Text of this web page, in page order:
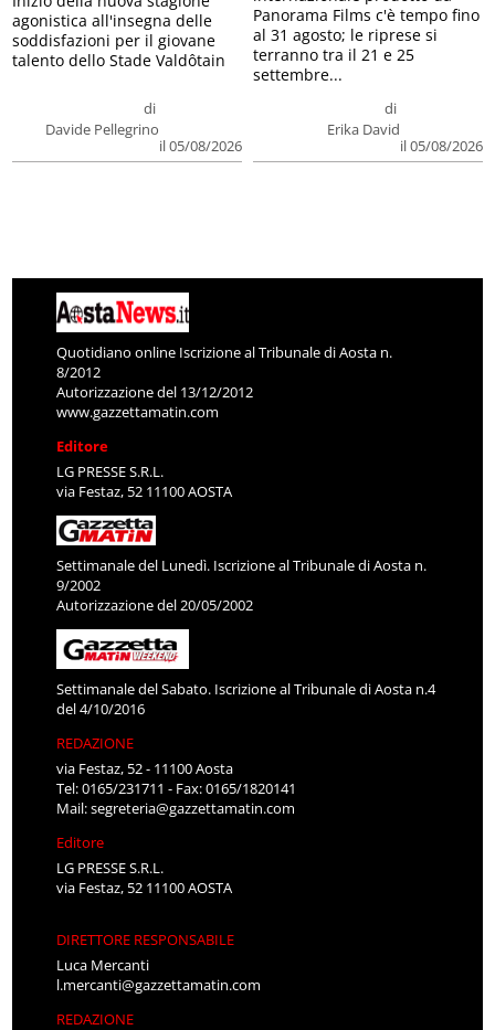
di
Davide Pellegrino
il 05/08/2026
agonistica all'insegna delle
soddisfazioni per il giovane
talento dello Stade Valdôtain
di
Erika David
il 05/08/2026
Panorama Films c'è tempo fino
al 31 agosto; le riprese si
terranno tra il 21 e 25
settembre...
Quotidiano online Iscrizione al Tribunale di Aosta n.
8/2012
Autorizzazione del 13/12/2012
www.gazzettamatin.com
Editore
LG PRESSE S.R.L.
via Festaz, 52 11100 AOSTA
Settimanale del Lunedì. Iscrizione al Tribunale di Aosta n.
9/2002
Autorizzazione del 20/05/2002
Settimanale del Sabato. Iscrizione al Tribunale di Aosta n.4
del 4/10/2016
REDAZIONE
via Festaz, 52 - 11100 Aosta
Tel: 0165/231711 - Fax: 0165/1820141
Mail:segreteria@gazzettamatin.com
Editore
LG PRESSE S.R.L.
via Festaz, 52 11100 AOSTA
DIRETTORE RESPONSABILE
Luca Mercanti
l.mercanti@gazzettamatin.com
REDAZIONE